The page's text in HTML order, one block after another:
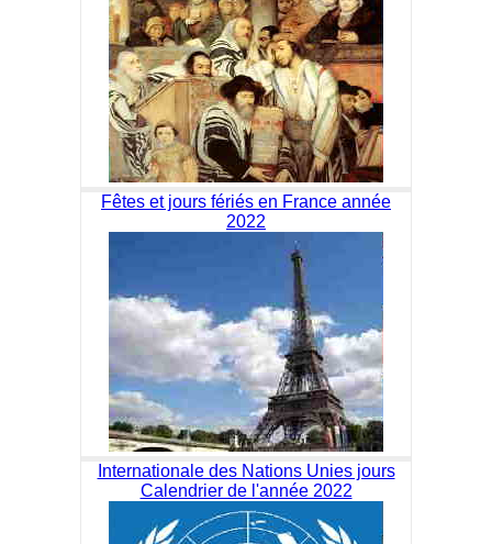
Fêtes et jours fériés en France année
2022
Internationale des Nations Unies jours
Calendrier de l'année 2022